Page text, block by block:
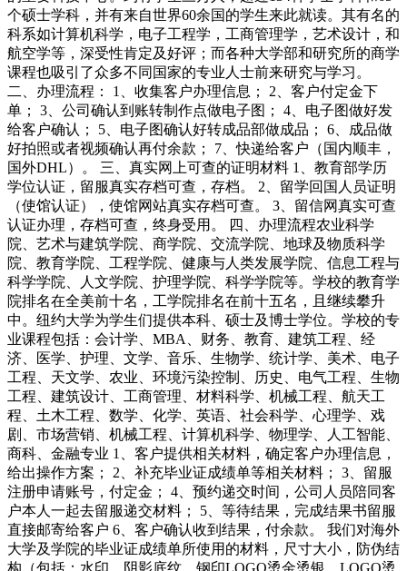
个硕士学科，并有来自世界60余国的学生来此就读。其有名的
科系如计算机科学，电子工程学，工商管理学，艺术设计，和
航空学等，深受性肯定及好评；而各种大学部和研究所的商学
课程也吸引了众多不同国家的专业人士前来研究与学习。
二、办理流程： 1、收集客户办理信息； 2、客户付定金下
单； 3、公司确认到账转制作点做电子图； 4、电子图做好发
给客户确认； 5、电子图确认好转成品部做成品； 6、成品做
好拍照或者视频确认再付余款； 7、快递给客户（国内顺丰，
国外DHL）。 三、真实网上可查的证明材料 1、教育部学历
学位认证，留服真实存档可查，存档。 2、留学回国人员证明
（使馆认证），使馆网站真实存档可查。 3、留信网真实可查
认证办理，存档可查，终身受用。 四、办理流程农业科学
院、艺术与建筑学院、商学院、交流学院、地球及物质科学
院、教育学院、工程学院、健康与人类发展学院、信息工程与
科学学院、人文学院、护理学院、科学学院等。学校的教育学
院排名在全美前十名，工学院排名在前十五名，且继续攀升
中。纽约大学为学生们提供本科、硕士及博士学位。学校的专
业课程包括：会计学、MBA、财务、教育、建筑工程、经
济、医学、护理、文学、音乐、生物学、统计学、美术、电子
工程、天文学、农业、环境污染控制、历史、电气工程、生物
工程、建筑设计、工商管理、材料科学、机械工程、航天工
程、土木工程、数学、化学、英语、社会科学、心理学、戏
剧、市场营销、机械工程、计算机科学、物理学、人工智能、
商科、金融专业 1、客户提供相关材料，确定客户办理信息，
给出操作方案； 2、补充毕业证成绩单等相关材料； 3、留服
注册申请账号，付定金； 4、预约递交时间，公司人员陪同客
户本人一起去留服递交材料； 5、等待结果，完成结果书留服
直接邮寄给客户 6、客户确认收到结果，付余款。 我们对海外
大学及学院的毕业证成绩单所使用的材料，尺寸大小，防伪结